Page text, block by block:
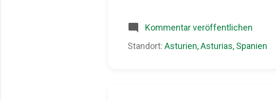
Geldbeutel. Das Gericht ist kein
wurde einfach alles, was übrig
Caldereta als Klassiker der
Kommentar veröffentlichen
Standort: Asturien, Asturias, Spanien